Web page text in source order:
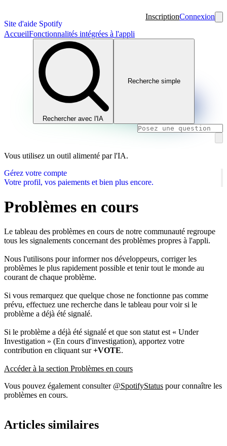
Site d'aide Spotify
InscriptionConnexion
AccueilFonctionnalités intégrées à l'appli
Rechercher avec l'IA
Recherche simple
Vous utilisez un outil alimenté par l'IA.
Gérez votre compte
Votre profil, vos paiements et bien plus encore.
Problèmes en cours
Le tableau des problèmes en cours de notre communauté regroupe
tous les signalements concernant des problèmes propres à l'appli.
Nous l'utilisons pour informer nos développeurs, corriger les
problèmes le plus rapidement possible et tenir tout le monde au
courant de chaque problème.
Si vous remarquez que quelque chose ne fonctionne pas comme
prévu, effectuez une recherche dans le tableau pour voir si le
problème a déjà été signalé.
Si le problème a déjà été signalé et que son statut est « Under
Investigation » (En cours d'investigation), apportez votre
contribution en cliquant sur+VOTE.
Accéder à la section Problèmes en cours
Vous pouvez également consulter @SpotifyStatus pour connaître les
problèmes en cours.
Articles similaires